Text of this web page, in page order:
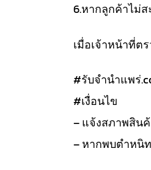
6.หากลูกค้าไม่
เมื่อเจ้าหน้าที่ต
#รับจํานําแพร่
#เงื่อนไข
– แจ้งสภาพสิน
– หากพบตำหนิ